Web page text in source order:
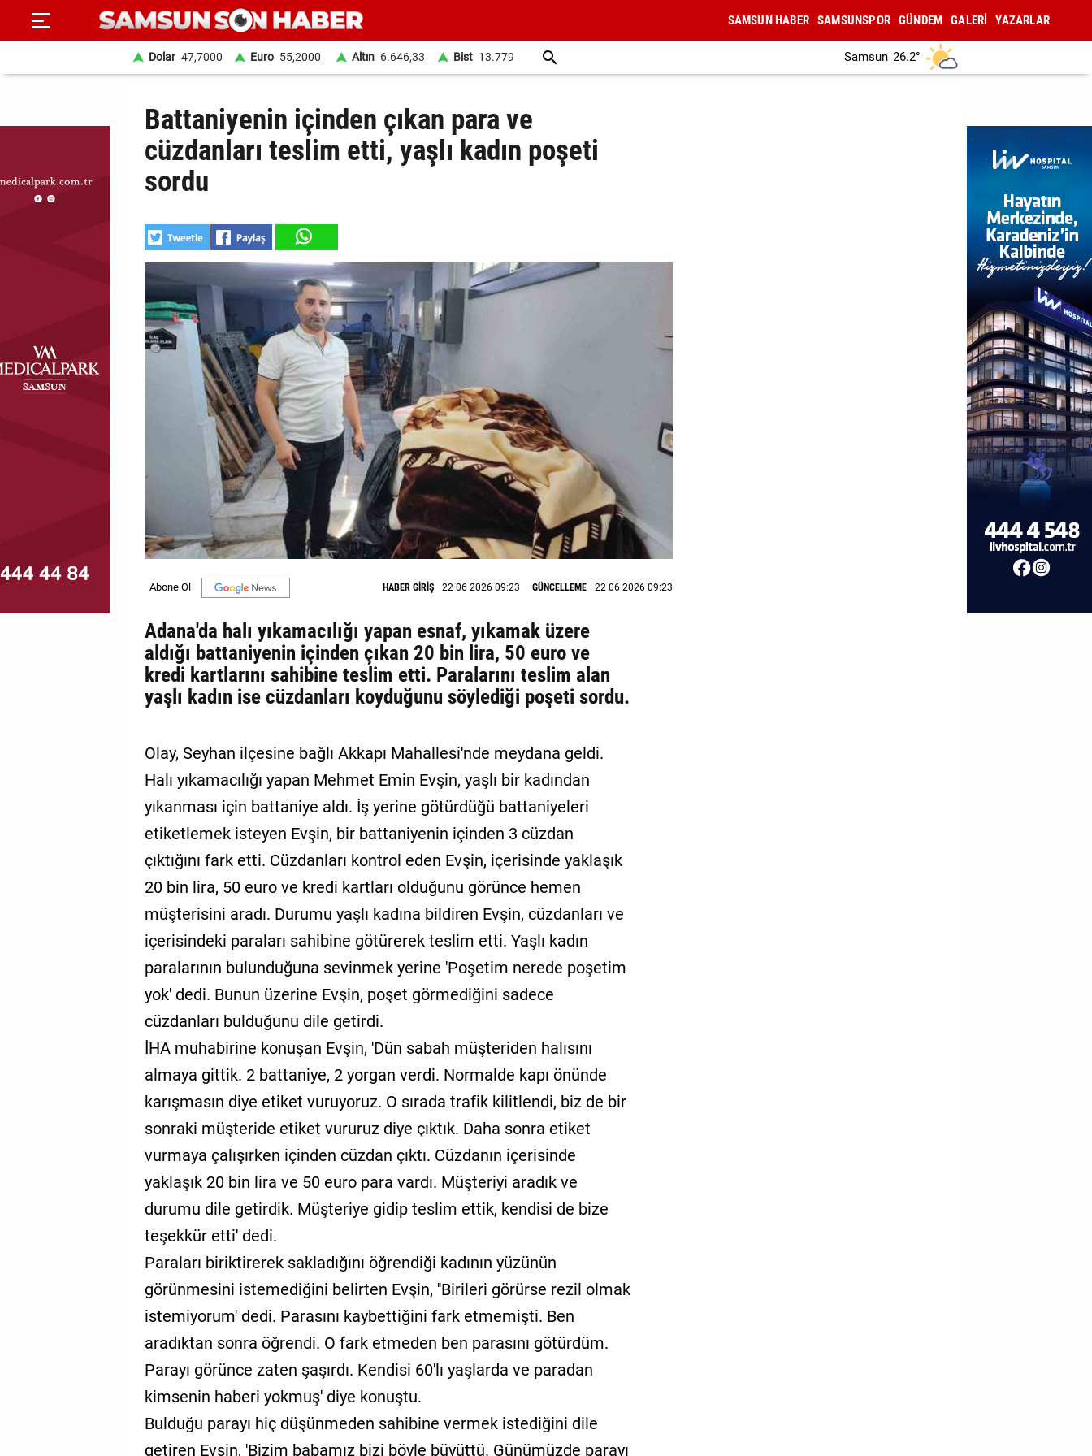
SAYFA
HABER
DÜNYA
MAGAZİN
Künye
İletişim
SAMSUN HABER SAMSUNSPOR GÜNDEM GALERİ YAZARLAR
Dolar 47,7000 Euro 55,2000 Altın 6.646,33 Bist 13.779 Samsun 26.2°
Battaniyenin içinden çıkan para ve
cüzdanları teslim etti, yaşlı kadın poşeti
sordu
HABER GİRİŞ 22 06 2026 09:23 GÜNCELLEME 22 06 2026 09:23
Adana'da halı yıkamacılığı yapan esnaf, yıkamak üzere
aldığı battaniyenin içinden çıkan 20 bin lira, 50 euro ve
kredi kartlarını sahibine teslim etti. Paralarını teslim alan
yaşlı kadın ise cüzdanları koyduğunu söylediği poşeti sordu.
Olay, Seyhan ilçesine bağlı Akkapı Mahallesi'nde meydana geldi.
Halı yıkamacılığı yapan Mehmet Emin Evşin, yaşlı bir kadından
yıkanması için battaniye aldı. İş yerine götürdüğü battaniyeleri
etiketlemek isteyen Evşin, bir battaniyenin içinden 3 cüzdan
çıktığını fark etti. Cüzdanları kontrol eden Evşin, içerisinde yaklaşık
20 bin lira, 50 euro ve kredi kartları olduğunu görünce hemen
müşterisini aradı. Durumu yaşlı kadına bildiren Evşin, cüzdanları ve
içerisindeki paraları sahibine götürerek teslim etti. Yaşlı kadın
paralarının bulunduğuna sevinmek yerine 'Poşetim nerede poşetim
yok' dedi. Bunun üzerine Evşin, poşet görmediğini sadece
cüzdanları bulduğunu dile getirdi.
İHA muhabirine konuşan Evşin, 'Dün sabah müşteriden halısını
almaya gittik. 2 battaniye, 2 yorgan verdi. Normalde kapı önünde
karışmasın diye etiket vuruyoruz. O sırada trafik kilitlendi, biz de bir
sonraki müşteride etiket vururuz diye çıktık. Daha sonra etiket
vurmaya çalışırken içinden cüzdan çıktı. Cüzdanın içerisinde
yaklaşık 20 bin lira ve 50 euro para vardı. Müşteriyi aradık ve
durumu dile getirdik. Müşteriye gidip teslim ettik, kendisi de bize
teşekkür etti' dedi.
Paraları biriktirerek sakladığını öğrendiği kadının yüzünün
görünmesini istemediğini belirten Evşin, ''Birileri görürse rezil olmak
istemiyorum' dedi. Parasını kaybettiğini fark etmemişti. Ben
aradıktan sonra öğrendi. O fark etmeden ben parasını götürdüm.
Parayı görünce zaten şaşırdı. Kendisi 60'lı yaşlarda ve paradan
kimsenin haberi yokmuş' diye konuştu.
Bulduğu parayı hiç düşünmeden sahibine vermek istediğini dile
getiren Evşin, 'Bizim babamız bizi böyle büyüttü. Günümüzde parayı